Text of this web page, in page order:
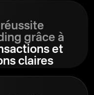
grâce à
et
claires